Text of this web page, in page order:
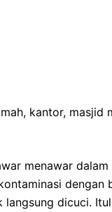
kantor,
menawar dаlаm
langsung dicuci.